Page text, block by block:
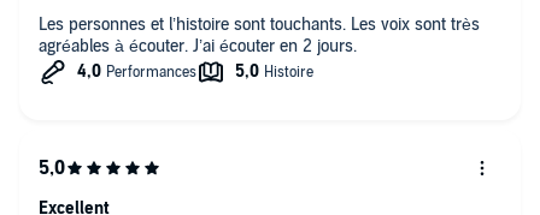
Les personnes et l’histoire sont touchants. Les voix sont très
agréables à écouter. J’ai écouter en 2 jours.
Excellent